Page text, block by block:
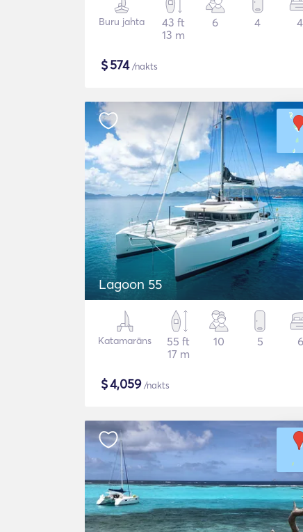
Buru jahta
43 ft
13 m
6 4 4
$574/nakts
Lagoon 55
Katamarāns
55 ft
17 m
10 5 6
$4,059/nakts